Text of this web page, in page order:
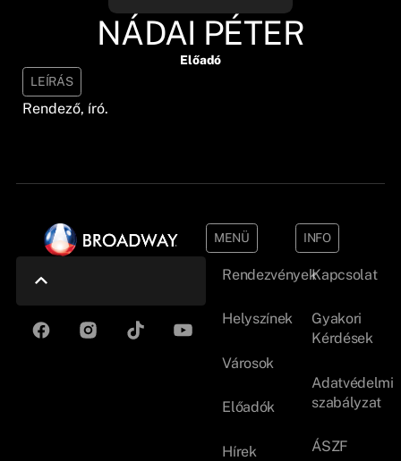
NÁDAI PÉTER
Előadó
LEÍRÁS
Rendező, író.
MENÜ
Rendezvények
Helyszínek
Városok
Előadók
Hírek
INFO
Kapcsolat
Gyakori
Kérdések
Adatvédelmi
szabályzat
ÁSZF